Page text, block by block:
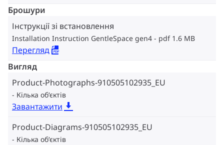
Брошури
Інструкції зі встановлення
Installation Instruction GentleSpace gen4 pdf 1.6 MB
Перегляд
Вигляд
Product-Photographs-910505102935_EU
Кілька об‘єктів
Завантажити
Product-Diagrams-910505102935_EU
Кілька об‘єктів